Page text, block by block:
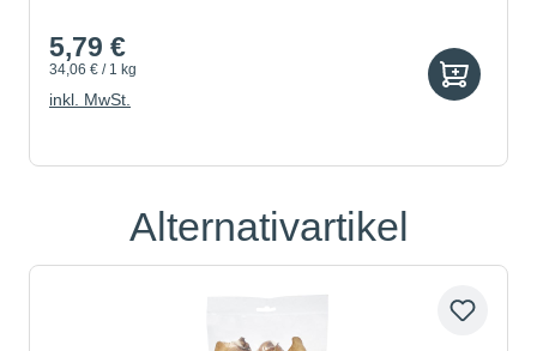
5,79 €
34,06 € / 1 kg
inkl. MwSt.
Produktgalerie überspringen
Alternativartikel